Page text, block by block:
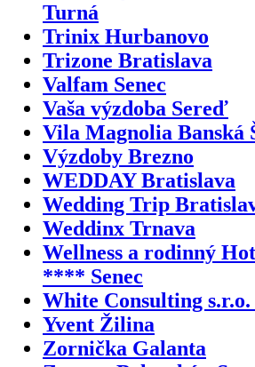
Turná
Trinix Hurbanovo
Trizone Bratislava
Valfam Senec
Vaša výzdoba Sereď
Vila Magnolia Banská
Výzdoby Brezno
WEDDAY Bratislava
Wedding Trip
Weddinx Trnava
Wellness a rodinný
**** Senec
White Consulting
Yvent Žilina
Zornička Galanta